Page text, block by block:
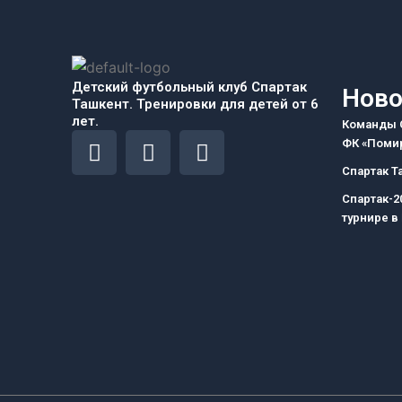
Детский футбольный клуб Спартак
Ташкент. Тренировки для детей от 6
лет.
F
a
I
n
T
e
Команды
ФК
Спартак
Спартак-
турнире в